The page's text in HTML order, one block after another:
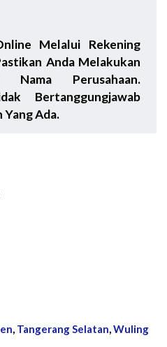
Melalui Rekening
Anda Melakukan
Nama Perusahaan.
Bertanggungjawab
Yang Ada.
Tangerang Selatan Wuling